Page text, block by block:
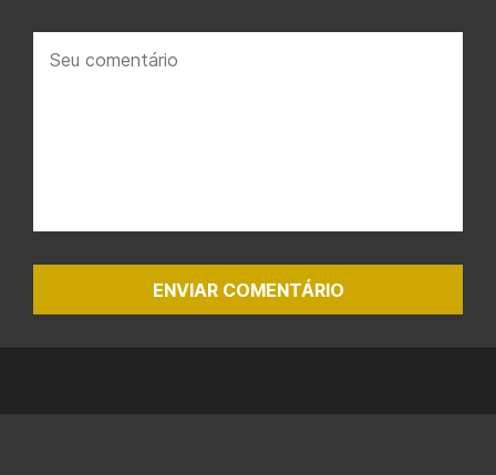
comentário:
ENVIAR COMENTÁRIO